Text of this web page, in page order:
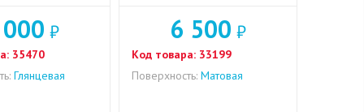
₽
35470
Глянцевая
6 500 ₽
Код товара: 33199
Поверхность: Матовая